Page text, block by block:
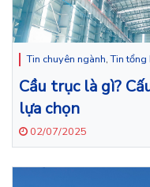
Tin chuyên ngành,Tin tổng
Cầu trục là gì?
lựa chọn
02/07/2025